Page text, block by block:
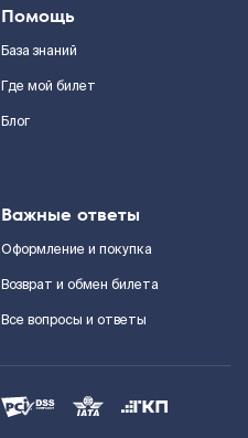
Помощь
База знаний
Где мой билет
Блог
Важные ответы
Оформление и покупка
Возврат и обмен билета
Все вопросы и ответы